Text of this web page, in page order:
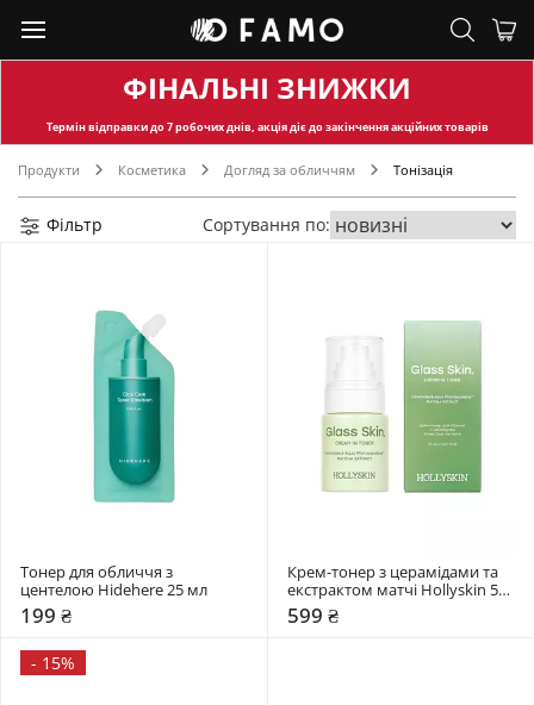
ФІНАЛЬНІ ЗНИЖКИ
Термін відправкидо 7 робочих днів, акція діє до закінчення акційних товарів
Продукти Косметика Догляд за обличчям Тонізація
Фільтр Сортування по:
Тонер для обличчя з
центелою Hidehere 25 мл
199 ₴
Крем-тонер з церамідами та
екстрактом матчі Hollyskin 50
мл
599 ₴
- 15%